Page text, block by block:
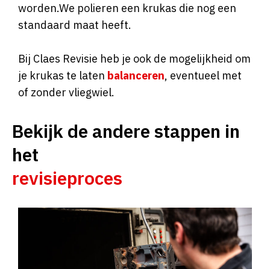
worden.We polieren een krukas die nog een
standaard maat heeft.
Bij Claes Revisie heb je ook de mogelijkheid om
je krukas te laten balanceren, eventueel met
of zonder vliegwiel.
Bekijk de andere stappen in
het
revisieproces